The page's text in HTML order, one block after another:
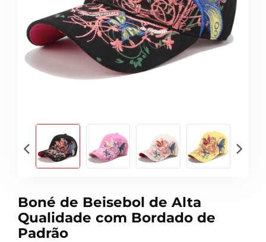
Boné de Beisebol de Alta
Qualidade com Bordado de
Padrão